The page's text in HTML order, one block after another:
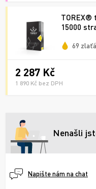
TOREX®
15000
69
2 287 Kč
1 890 Kč bez DPH
Nenašli
Napište nám na chat